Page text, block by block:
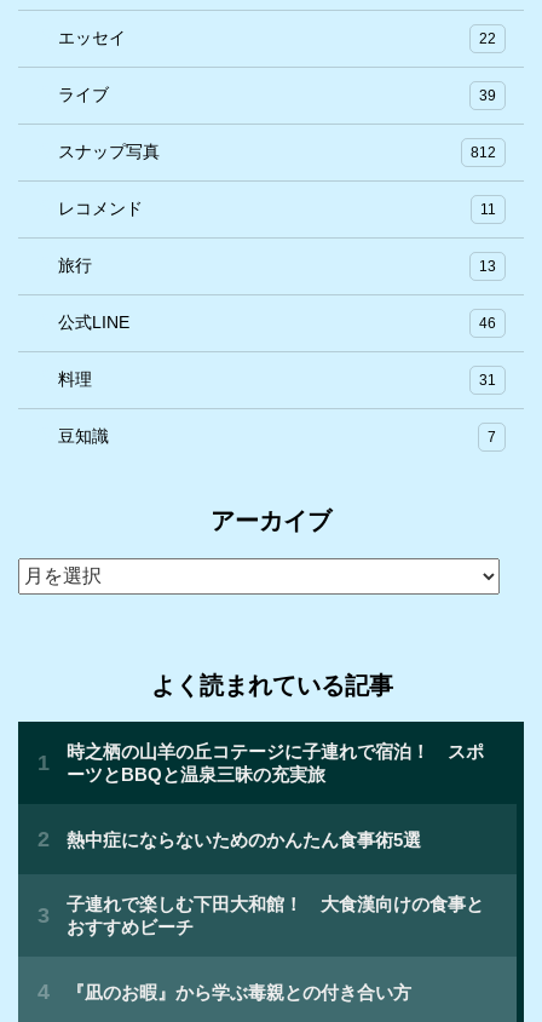
エッセイ 22
ライブ 39
スナップ写真 812
レコメンド 11
旅行 13
公式LINE 46
料理 31
豆知識 7
アーカイブ
ア
よく読まれている記事